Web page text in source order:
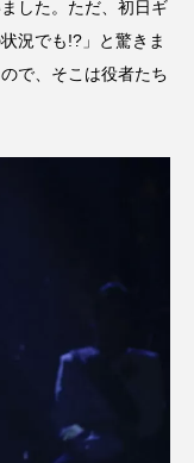
した。ただ、初日ギ
況でも!?」と驚きま
で、そこは役者たち